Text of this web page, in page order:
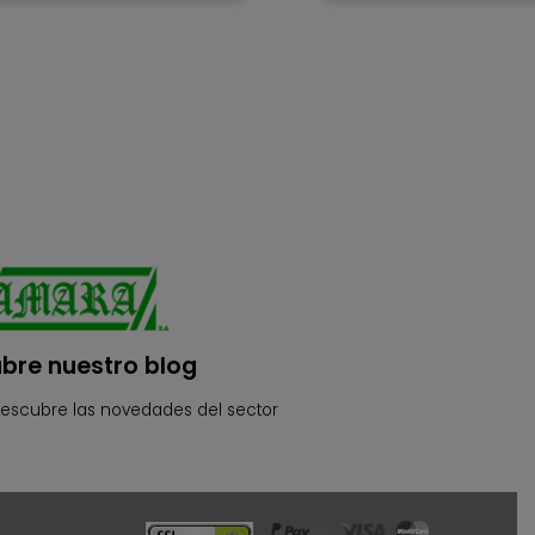
nuestro blog
las novedades del sector